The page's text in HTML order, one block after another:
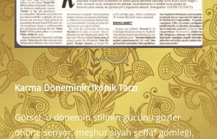
Tarkan Karma
Karma Döneminin İkonik Tarzı
Görsel, o dönemin stilinin gücünü gözler
önüne seriyor: meşhur siyah şeffaf gömleği,